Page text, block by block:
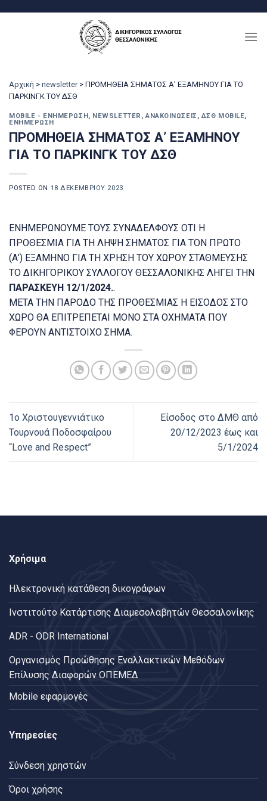
Αρχική > newsletter > ΠΡΟΜΗΘΕΙΑ ΣΗΜΑΤΟΣ Α’ ΕΞΑΜΗΝΟΥ ΓΙΑ ΤΟ
ΠΑΡΚΙΝΓΚ ΤΟΥ ΔΣΘ
MOBILE - ΕΝΗΜΈΡΩΣΗ, NEWSLETTER ,ΑΝΑΚΟΙΝΏΣΕΙΣ , ΔΣΘ MOBILE,
ΕΝΗΜΈΡΩΣΗ
ΠΡΟΜΗΘΕΙΑ ΣΗΜΑΤΟΣ Α’ ΕΞΑΜΗΝΟΥ
ΓΙΑ ΤΟ ΠΑΡΚΙΝΓΚ ΤΟΥ ΔΣΘ
POSTED ON 18 ΔΕΚΕΜΒΡΊΟΥ 2023
ΕΝΗΜΕΡΩΝΟΥΜΕ ΤΟΥΣ ΣΥΝΑΔΕΛΦΟΥΣ ΟΤΙ Η
ΠΡΟΘΕΣΜΙΑ ΓΙΑ ΤΗ ΛΗΨΗ ΣΗΜΑΤΟΣ ΓΙΑ ΤΟΝ ΠΡΩΤΟ
(Α’) ΕΞΑΜΗΝΟ ΓΙΑ ΤΗ ΧΡΗΣΗ ΤΟΥ ΧΩΡΟΥ ΣΤΑΘΜΕΥΣΗΣ
ΤΟ ΔΙΚΗΓΟΡΙΚΟΥ ΣΥΛΛΟΓΟΥ ΘΕΣΣΑΛΟΝΙΚΗΣ ΛΗΓΕΙ ΤΗΝ
ΠΑΡΑΣΚΕΥΗ 12/1/2024..
ΜΕΤΑ ΤΗΝ ΠΑΡΟΔΟ ΤΗΣ ΠΡΟΘΕΣΜΙΑΣ Η ΕΙΣΟΔΟΣ ΣΤΟ
ΧΩΡΟ ΘΑ ΕΠΙΤΡΕΠΕΤΑΙ ΜΟΝΟ ΣΤΑ ΟΧΗΜΑΤΑ ΠΟΥ
ΦΕΡΟΥΝ ΑΝΤΙΣΤΟΙΧΟ ΣΗΜΑ.
1ο Χριστουγεννιάτικο
Τουρνουά Ποδοσφαίρου
“Love and Respect”
Είσοδος στο ΔΜΘ από
20/12/2023 έως και
5/1/2024
Χρήσιμα
Ηλεκτρονική κατάθεση δικογράφων
Ινστιτούτο Κατάρτισης Διαμεσολαβητών Θεσσαλονίκης
ADR - ODR International
Oργανισμός Προώθησης Εναλλακτικών Μεθόδων
Επίλυσης Διαφορών ΟΠΕΜΕΔ
Mobile εφαρμογές
Υπηρεσίες
Σύνδεση χρηστών
Όροι χρήσης